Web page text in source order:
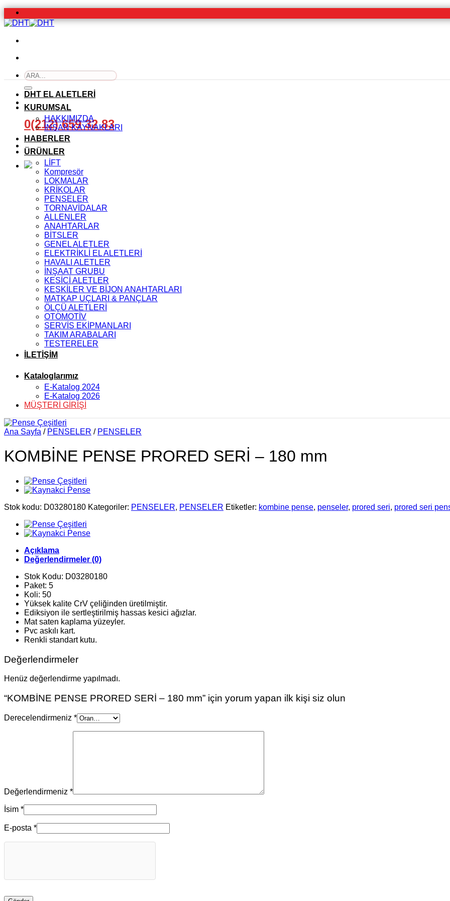
İçeriğe
atla
Ara:
0(212) 659 32 83
DHT EL ALETLERİ
KURUMSAL
HAKKIMIZDA
İNSAN KAYNAKLARI
HABERLER
ÜRÜNLER
LİFT
Kompresör
LOKMALAR
KRİKOLAR
PENSELER
TORNAVİDALAR
ALLENLER
ANAHTARLAR
BİTSLER
GENEL ALETLER
ELEKTRİKLİ EL ALETLERİ
HAVALI ALETLER
İNŞAAT GRUBU
KESİCİ ALETLER
KESKİLER VE BİJON ANAHTARLARI
MATKAP UÇLARI & PANÇLAR
ÖLÇÜ ALETLERİ
OTOMOTİV
SERVİS EKİPMANLARI
TAKIM ARABALARI
TESTERELER
İLETİŞİM
Kataloglarımız
E-Katalog 2024
E-Katalog 2026
MÜŞTERİ GİRİŞİ
Ana Sayfa / PENSELER / PENSELER
KOMBİNE PENSE PRORED SERİ – 180 mm
Stok kodu: D03280180 Kategoriler: PENSELER, PENSELER Etiketler: kombine pense, penseler, prored seri, prored seri
Açıklama
Değerlendirmeler (0)
Stok Kodu: D03280180
Paket: 5
Koli: 50
Yüksek kalite CrV çeliğinden üretilmiştir.
Ediksiyon ile sertleştirilmiş hassas kesici ağızlar.
Mat saten kaplama yüzeyler.
Pvc askılı kart.
Renkli standart kutu.
Değerlendirmeler
Henüz değerlendirme yapılmadı.
“KOMBİNE PENSE PRORED SERİ – 180 mm” için yorum yapan ilk kişi siz olun
Derecelendirmeniz *
Değerlendirmeniz *
İsim *
E-posta *